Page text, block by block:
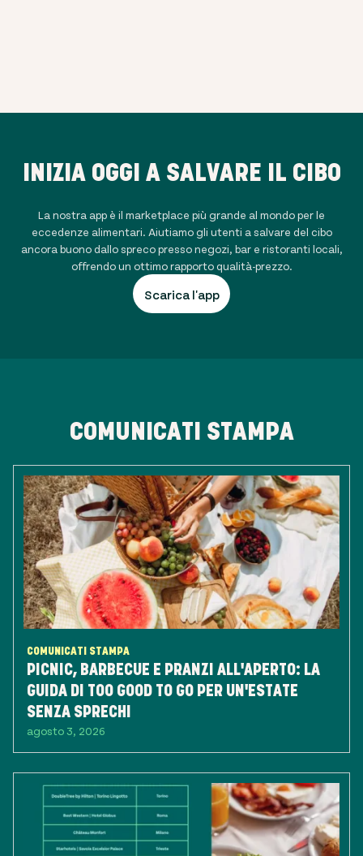
INIZIA OGGI A SALVARE IL CIBO
La nostra app è il marketplace più grande al mondo per le
eccedenze alimentari. Aiutiamo gli utenti a salvare del cibo
ancora buono dallo spreco presso negozi, bar e ristoranti locali,
offrendo un ottimo rapporto qualità-prezzo.
Scarica l'app
COMUNICATI STAMPA
COMUNICATI STAMPA
PICNIC, BARBECUE E PRANZI ALL'APERTO: LA
GUIDA DI TOO GOOD TO GO PER UN'ESTATE
SENZA SPRECHI
agosto 3, 2026